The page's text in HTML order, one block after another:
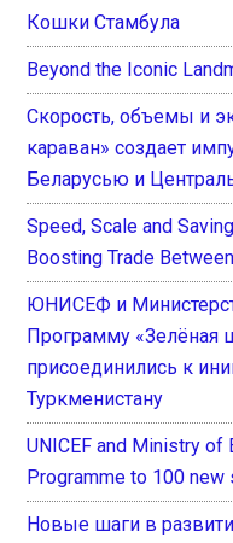
Кошки Стамбула
Beyond the Iconic
Скорость, объемы и
караван» создает
Беларусью и
Speed, Scale and
Boosting Trade
ЮНИСЕФ и
Программу «Зелёная
присоединились к
Туркменистану
UNICEF and Ministry of
Programme to 100
Новые шаги в